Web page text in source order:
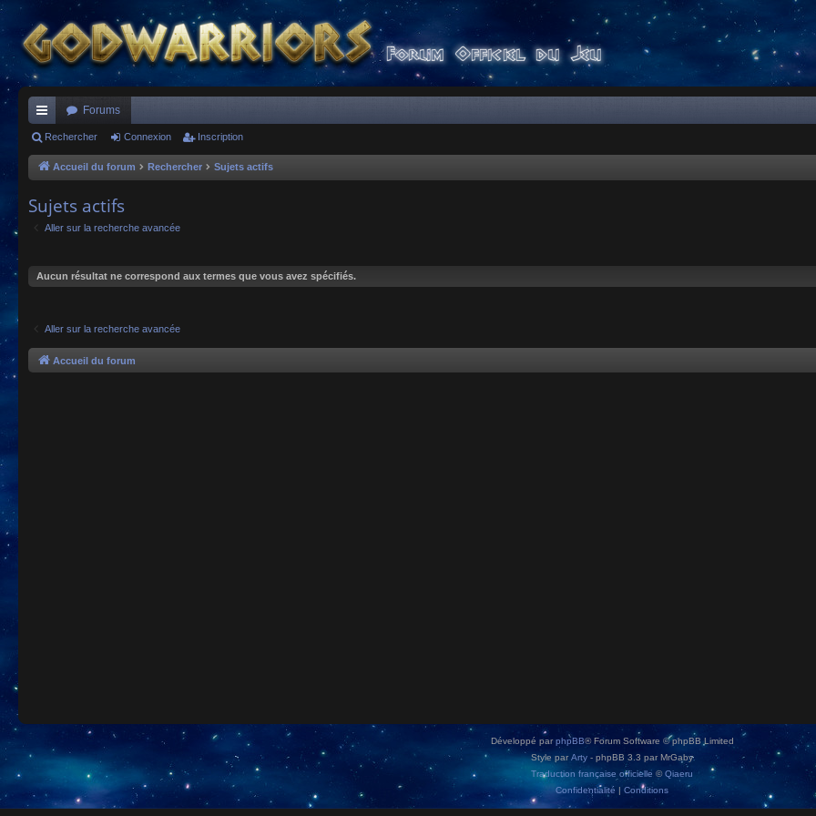
ac
co
Forums
Rechercher Connexion Inscription
Accueil du forum Rechercher Sujets actifs
Sujets actifs
Aller sur la recherche avancée
Aucun résultat ne correspond aux termes que vous avez spécifiés.
Aller sur la recherche avancée
Accueil du forum
Développé parphpBB® Forum Software © phpBB Limited
Style par Arty - phpBB 3.3 par MrGaby
Traduction française officielle ©Qiaeru
Confidentialité | Conditions